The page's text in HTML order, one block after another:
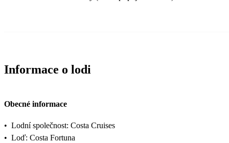
Informace o lodi
Obecné informace
• Lodní společnost: Costa Cruises
• Loď: Costa Fortuna